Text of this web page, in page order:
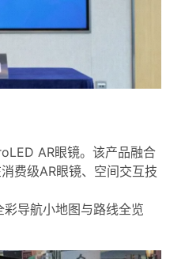
AR眼镜。该产品融合
费级AR眼镜、空间交互技
导航小地图与路线全览